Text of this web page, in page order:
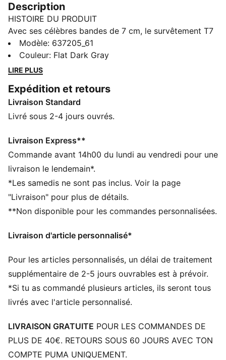
Description
HISTOIRE DU PRODUIT
Avec ses célèbres bandes de 7 cm, le survêtement T7
a fait ses débuts en 1968 et n'a cessé de bousculer les
règles du style depuis. Cette veste de survêtement T7
conserve son style iconique légendaire tout en y
classiques soignés.
DÉTAILS
Conçu pour : Lifestyle par PUMA
Longueur : Veste standard
Capuche avec cordons de serrage
Matière principale : Sergé tissé
Manches longues
Poches : Poche kangourou
Poignets et taille côtelés
Modèle: 637205_61
Couleur: Flat Dark Gray
LIRE PLUS
Expédition et retours
Livraison Standard
Livré sous 2-4 jours ouvrés.
Livraison Express**
Commande avant 14h00 du lundi au vendredi pour une
livraison le lendemain*.
*Les samedis ne sont pas inclus. Voir la page
"Livraison" pour plus de détails.
**Non disponible pour les commandes personnalisées.
Livraison d'article personnalisé*
Pour les articles personnalisés, un délai de traitement
supplémentaire de 2-5 jours ouvrables est à prévoir.
*Si tu as commandé plusieurs articles, ils seront tous
livrés avec l'article personnalisé.
LIVRAISON GRATUITE POUR LES COMMANDES DE
PLUS DE 40€. RETOURS SOUS 60 JOURS AVEC TON
COMPTE PUMA UNIQUEMENT.